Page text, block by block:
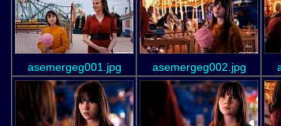
asemergeg001.jpg asemergeg002.jpg